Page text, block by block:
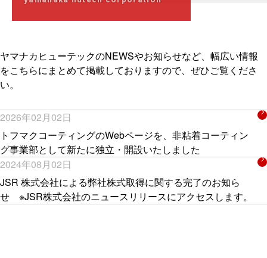
ヤマナカヒューテックのNEWSやお知らせなど、幅広い情報
をこちらにまとめて掲載しておりますので、ぜひご覧くださ
い。
2026年02月02日
トフマクコーティングのWebページを、非粘着コーティン
グ事業部として新たに独立・開設いたしました
2024年08月02日
JSR 株式会社による弊社株式取得に関する完了のお知ら
せ ※JSR株式会社のニュースリリースにアクセスします。